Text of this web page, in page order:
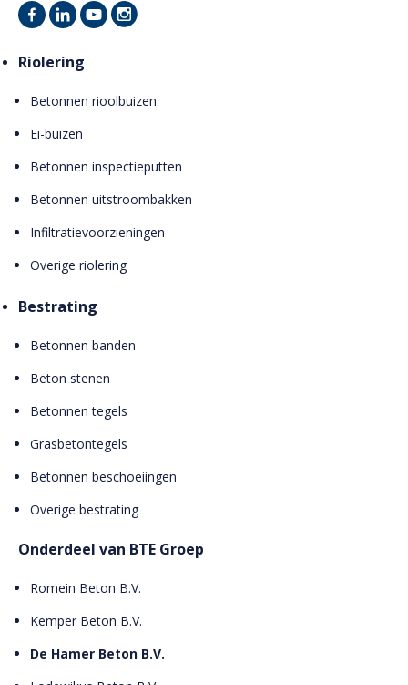
Riolering
Betonnen rioolbuizen
Ei-buizen
Betonnen inspectieputten
Betonnen uitstroombakken
Infiltratievoorzieningen
Overige riolering
Bestrating
Betonnen banden
Beton stenen
Betonnen tegels
Grasbetontegels
Betonnen beschoeiingen
Overige bestrating
Onderdeel van BTE Groep
Romein Beton B.V.
Kemper Beton B.V.
De Hamer Beton B.V.